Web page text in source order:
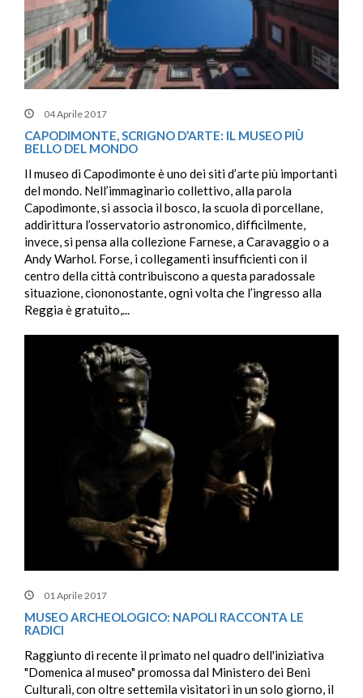
04 Aprile 2017
CAPODIMONTE, SCRIGNO D’ARTE: IL MUSEO PIÙ
BELLO DEL MONDO
Il museo di Capodimonte è uno dei siti d’arte più importanti
del mondo. Nell’immaginario collettivo, alla parola
Capodimonte, si associa il bosco, la scuola di porcellane,
addirittura l’osservatorio astronomico, difficilmente,
invece, si pensa alla collezione Farnese, a Caravaggio o a
Andy Warhol. Forse, i collegamenti insufficienti con il
centro della città contribuiscono a questa paradossale
situazione, ciononostante, ogni volta che l’ingresso alla
Reggia è gratuito,...
01 Aprile 2017
MUSEO ARCHEOLOGICO: NAPOLI RACCONTA LE
RADICI
Raggiunto di recente il primato nel quadro dell'iniziativa
"Domenica al museo" promossa dal Ministero dei Beni
Culturali, con oltre settemila visitatori in un solo giorno, il